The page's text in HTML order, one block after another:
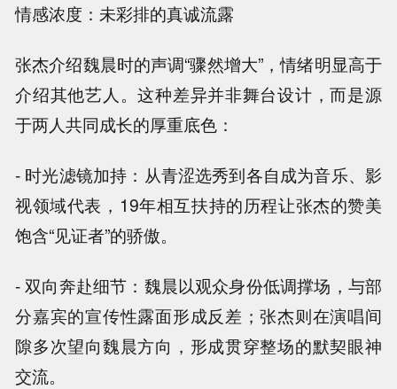
情感浓度：未彩排的真诚流露
张杰介绍魏晨时的声调“骤然增大”，情绪明显高于
介绍其他艺人。这种差异并非舞台设计，而是源
于两人共同成长的厚重底色：
- 时光滤镜加持：从青涩选秀到各自成为音乐、影
视领域代表，19年相互扶持的历程让张杰的赞美
饱含“见证者”的骄傲。
- 双向奔赴细节：魏晨以观众身份低调撑场，与部
分嘉宾的宣传性露面形成反差；张杰则在演唱间
隙多次望向魏晨方向，形成贯穿整场的默契眼神
交流。